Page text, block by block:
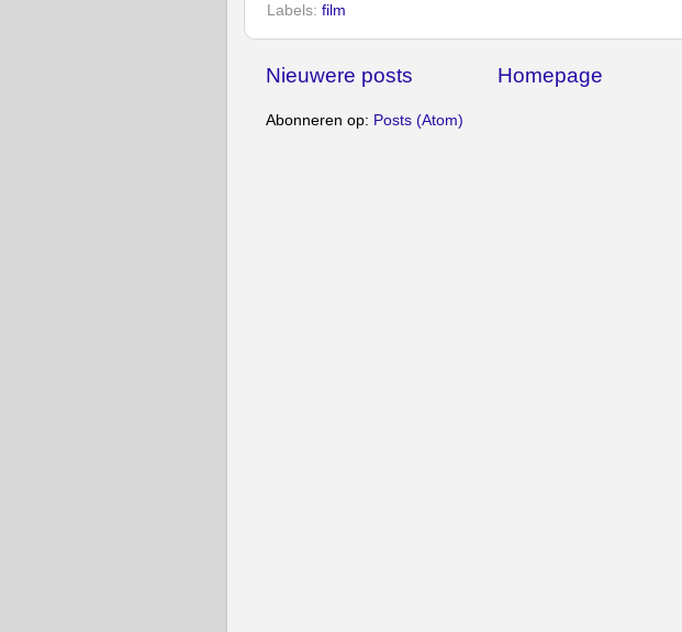
Labels: film
Nieuwere posts Homepage
Abonneren op: Posts (Atom)